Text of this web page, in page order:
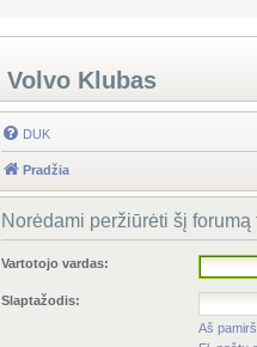
Volvo Klubas
DUK
Pradžia
Norėdami peržiūrėti šį
Vartotojo vardas:
Slaptažodis:
Aš